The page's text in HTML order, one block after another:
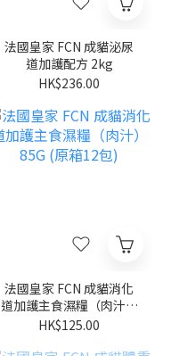
法國皇家 FCN 成貓泌尿
道加護配方 2kg
HK$236.00
法國皇家 FCN 成貓消化
道加護主食濕糧（肉汁）
85G (原箱12包)
HK$125.00